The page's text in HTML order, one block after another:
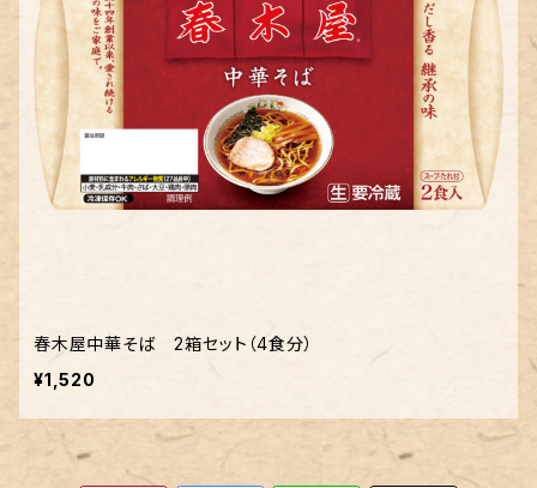
春木屋中華そば 2箱セット（4食分）
¥1,520